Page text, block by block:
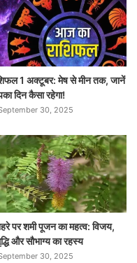
1 अक्टूबर: मेष से मीन तक, जानें
दिन कैसा रहेगा!
30, 2025
पर शमी पूजन का महत्व: विजय,
और सौभाग्य का रहस्य
30, 2025